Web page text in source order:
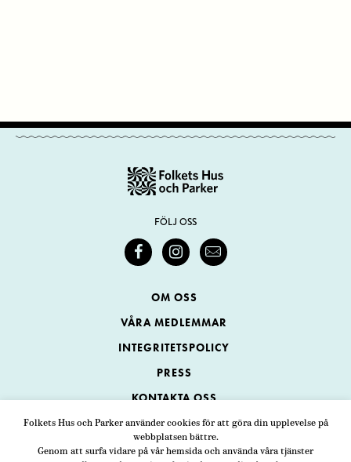
Folkets Hus och Parker använder cookies för att göra din upplevelse på
webbplatsen bättre.
Genom att surfa vidare på vår hemsida och använda våra tjänster
FÖLJ OSS
OM OSS
VÅRA MEDLEMMAR
INTEGRITETSPOLICY
PRESS
KONTAKTA OSS
Folkets Hus och Parker